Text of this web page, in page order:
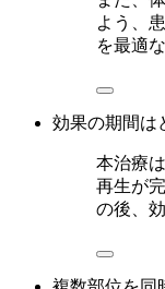
よう、
を最適
効果の期間は
本治療
再生が
の後、